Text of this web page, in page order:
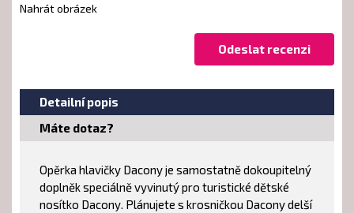
Nahrát obrázek
Detailní popis
Máte dotaz?
Opěrka hlavičky Dacony je samostatně dokoupitelný
doplněk speciálně vyvinutý pro turistické dětské
nosítko Dacony. Plánujete s krosničkou Dacony delší